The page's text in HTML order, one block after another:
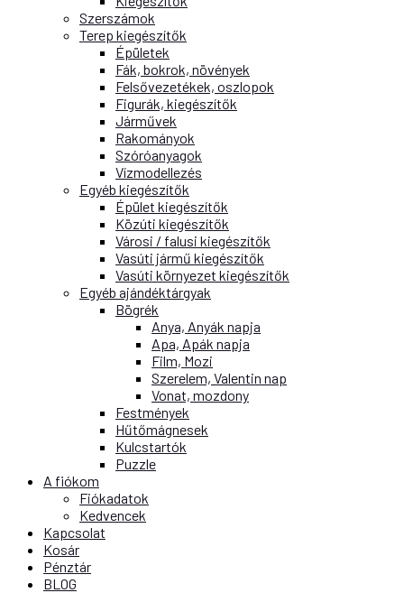
Szerszámok
Terep kiegészítők
Épületek
Fák, bokrok, növények
Felsővezetékek, oszlopok
Figurák, kiegészítők
Járművek
Rakományok
Szóróanyagok
Vízmodellezés
Egyéb kiegészítők
Épület kiegészítők
Közúti kiegészítők
Városi / falusi kiegészítők
Vasúti jármű kiegészítők
Vasúti környezet kiegészítők
Egyéb ajándéktárgyak
Bögrék
Anya, Anyák napja
Apa, Apák napja
Film, Mozi
Szerelem, Valentin nap
Vonat, mozdony
Festmények
Hűtőmágnesek
Kulcstartók
Puzzle
A fiókom
Fiókadatok
Kedvencek
Kapcsolat
Kosár
Pénztár
BLOG